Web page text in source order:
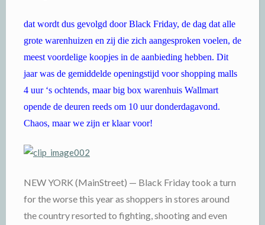
dat wordt dus gevolgd door Black Friday, de dag dat alle
grote warenhuizen en zij die zich aangesproken voelen, de
meest voordelige koopjes in de aanbieding hebben. Dit
jaar was de gemiddelde openingstijd voor shopping malls
4 uur ‘s ochtends, maar big box warenhuis Wallmart
opende de deuren reeds om 10 uur donderdagavond.
Chaos, maar we zijn er klaar voor!
NEW YORK (MainStreet) — Black Friday took a turn
for the worse this year as shoppers in stores around
the country resorted to fighting, shooting and even